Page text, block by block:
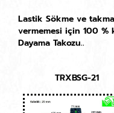
Lastik Sökme ve
vermemesi için 100
Dayama Takozu..
TRXBSG-21